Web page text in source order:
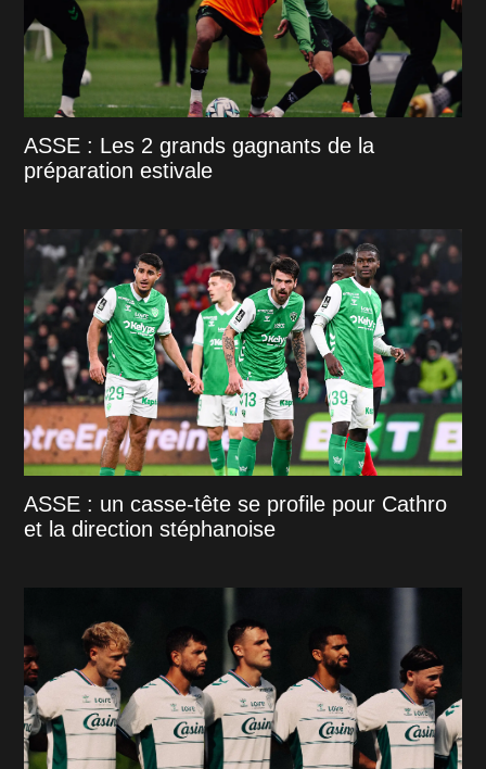
ASSE : Les 2 grands gagnants de la
préparation estivale
ASSE : un casse-tête se profile pour Cathro
et la direction stéphanoise